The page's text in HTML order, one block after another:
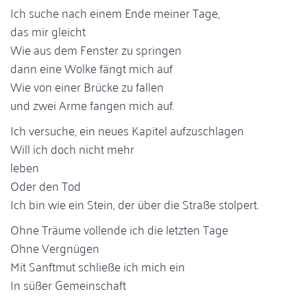
Ich suche nach einem Ende meiner Tage,
das mir gleicht
Wie aus dem Fenster zu springen
dann eine Wolke fängt mich auf
Wie von einer Brücke zu fallen
und zwei Arme fangen mich auf.
Ich versuche, ein neues Kapitel aufzuschlagen
Will ich doch nicht mehr
leben
Oder den Tod
Ich bin wie ein Stein, der über die Straße stolpert.
Ohne Träume vollende ich die letzten Tage
Ohne Vergnügen
Mit Sanftmut schließe ich mich ein
In süßer Gemeinschaft